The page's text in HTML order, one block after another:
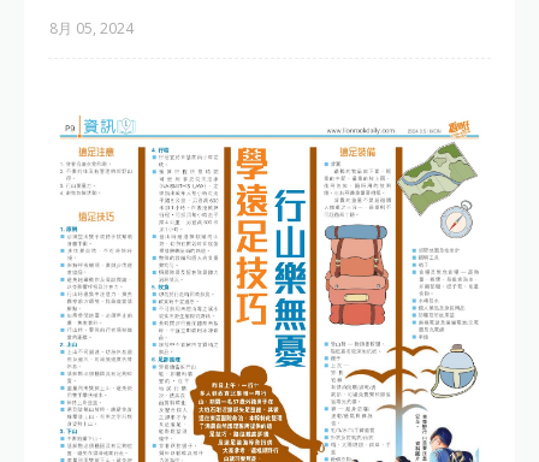
8月 05, 2024